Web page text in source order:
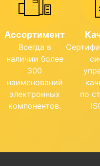
Ассортимент
Всегда в
наличии более
300
наименований
электронных
компонентов.
по